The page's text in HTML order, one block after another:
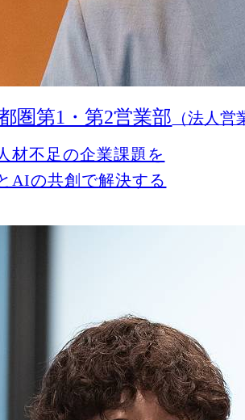
圏第1・第2営業部 （法人営
材不足の企業課題を
AIの共創で解決する